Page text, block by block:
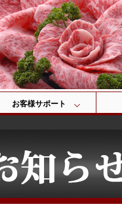
お客様サポート